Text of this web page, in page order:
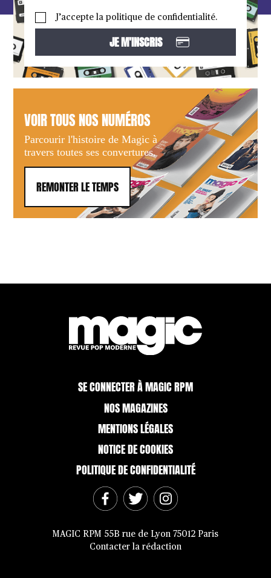
J’accepte la politique de confidentialité.
VOIR TOUS NOS NUMÉROS
Parcourir l'histoire de Magic à
travers toutes ses convertures.
REMONTER LE TEMPS
SE CONNECTER À MAGIC RPM
NOS MAGAZINES
MENTIONS LÉGALES
NOTICE DE COOKIES
POLITIQUE DE CONFIDENTIALITÉ
MAGIC RPM 55B rue de Lyon 75012 Paris
Contacter la rédaction